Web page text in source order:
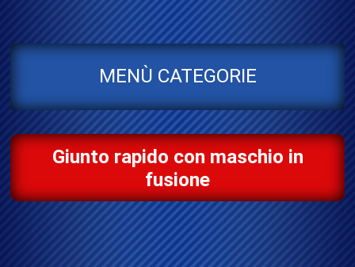
MENÙ CATEGORIE
Giunto rapido con maschio in
fusione